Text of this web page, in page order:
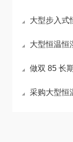
大型步入式恒温舱
大型恒温恒湿箱体
做双 85 长期老化，大
采购大型恒温恒湿